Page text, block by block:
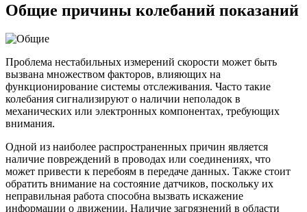
Общие причины колебаний показаний
Проблема нестабильных измерений скорости может быть
вызвана множеством факторов, влияющих на
функционирование системы отслеживания. Часто такие
колебания сигнализируют о наличии неполадок в
механических или электронных компонентах, требующих
внимания.
Одной из наиболее распространенных причин является
наличие повреждений в проводах или соединениях, что
может привести к перебоям в передаче данных. Также стоит
обратить внимание на состояние датчиков, поскольку их
неправильная работа способна вызвать искажение
информации о движении. Наличие загрязнений в области